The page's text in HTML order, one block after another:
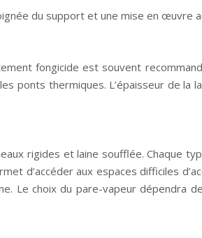
du support et une mise en œuvre
fongicide est souvent
ponts thermiques. L’épaisseur de la
rigides et laine soufflée. Chaque
d’accéder aux espaces difficiles
Le choix du pare-vapeur dépendra